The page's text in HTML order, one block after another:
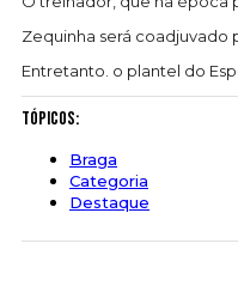
Zequinha será coadjuvado
Entretanto. o plantel do
Tópicos:
Braga
Categoria
Destaque